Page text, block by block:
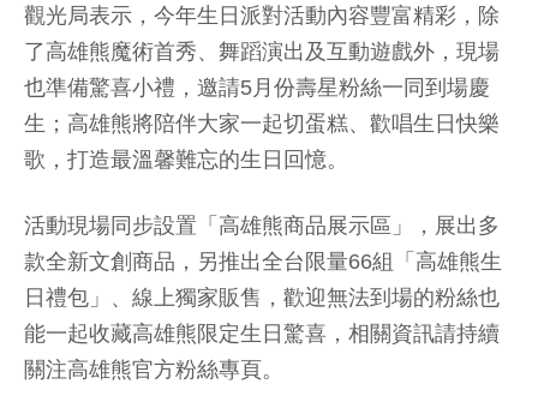
觀光局表示，今年生日派對活動內容豐富精彩，除
了高雄熊魔術首秀、舞蹈演出及互動遊戲外，現場
也準備驚喜小禮，邀請5月份壽星粉絲一同到場慶
生；高雄熊將陪伴大家一起切蛋糕、歡唱生日快樂
歌，打造最溫馨難忘的生日回憶。
活動現場同步設置「高雄熊商品展示區」，展出多
款全新文創商品，另推出全台限量66組「高雄熊生
日禮包」、線上獨家販售，歡迎無法到場的粉絲也
能一起收藏高雄熊限定生日驚喜，相關資訊請持續
關注高雄熊官方粉絲專頁。